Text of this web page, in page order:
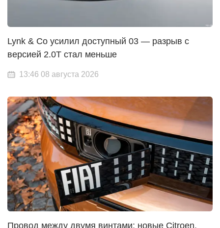
Lynk & Co усилил доступный 03 — разрыв с
версией 2.0T стал меньше
13:46 08 августа 2026
Провод между двумя винтами: новые Citroen,